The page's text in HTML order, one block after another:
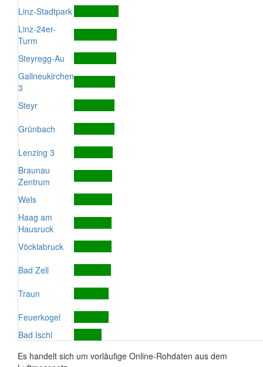
Linz-Stadtpark
Linz-24er-
Turm
Steyregg-Au
Gallneukirchen
3
Steyr
Grünbach
Lenzing 3
Braunau
Zentrum
Wels
Haag am
Hausruck
Vöcklabruck
Bad Zell
Traun
Feuerkogel
Bad Ischl
Es handelt sich um vorläufige Online-Rohdaten aus dem